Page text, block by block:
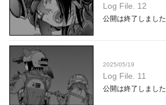
Log File. 12
公開は終了しました
2025/05/19
Log File. 11
公開は終了しました